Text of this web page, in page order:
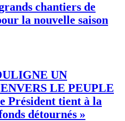
chantiers de
la nouvelle saison
UN
LE PEUPLE
Président tient à la
détournés »